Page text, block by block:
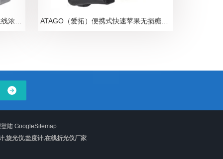
ATAGO（爱拓）便携式快速苹果无损糖度计
陆 GoogleSitemap
,旋光仪,盐度计,在线折光仪厂家